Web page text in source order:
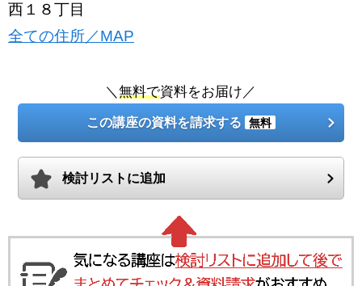
西１８丁目
全ての住所／MAP
＼無料で資料をお届け／
この講座の資料を請求する 無料
検討リストに追加